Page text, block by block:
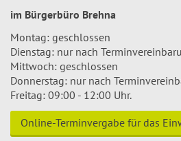
im Bürgerbüro Brehna
Montag: geschlossen
Dienstag: nur nach
Mittwoch: geschlossen
Donnerstag: nur nach
Freitag: 09:00 - 12:00 Uhr.
Online-Terminvergabe für das